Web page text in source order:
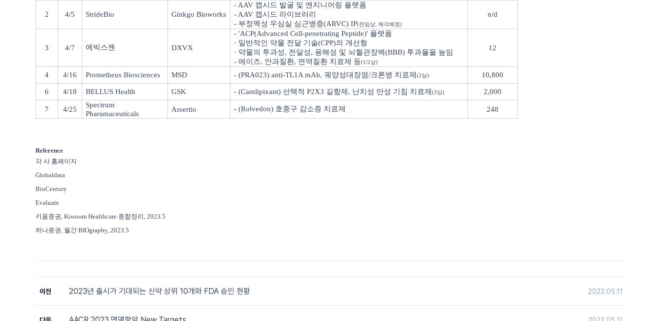
2 4/5 StrideBio Ginkgo Bioworks
- AAV 캡시드 발굴 및 엔지니어링 플랫폼
- AAV 캡시드 라이브러리
- 부정맥성 우심실 심근병증(ARVC) IP(전임상 ,매각예정)
n/d
3 4/7 에빅스젠 DXVX
- 'ACP(Advanced Cell-penetrating Peptide)' 플랫폼
· 일반적인 약물 전달 기술(CPP)의 개선형
· 약물의 투과성, 전달성, 용해성 및 뇌혈관장벽(BBB) 투과율을 높임
- 에이즈, 안과질환, 면역질환 치료제 등(1/2상)
12
4 4/16 Prometheus Biosciences MSD - (PRA023) anti-TL1A mAb,궤양성대장염/크론병 치료제(2상) 10,800
6 4/18 BELLUS Health GSK - (Camlipixant) 선택적 P2X3 길항제 , 난치성 만성 기침 치료제(3상) 2,000
7 4/25
Spectrum
Pharamaceuticals
Assertio - (Rolvedon) 호중구 감소증 치료제 248
Reference
각 사 홈페이지
Globaldata
BioCentury
Evaluate
키움증권, Kiwoom Healthcare 종합정리, 2023.5
하나증권, 월간 BIOgraphy, 2023.5
이전 2023년 출시가 기대되는 신약 상위 10개와 FDA 승인 현황 2023.05.11